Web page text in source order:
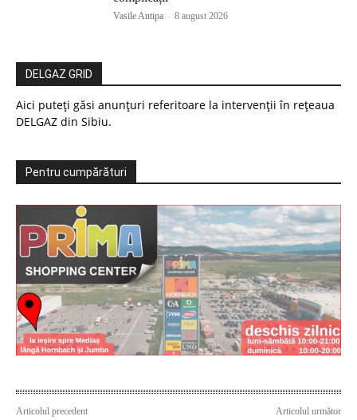
Vasile Antipa - 8 august 2026
DELGAZ GRID
Aici puteți găsi anunțuri referitoare la intervenții în rețeaua
DELGAZ din Sibiu.
Pentru cumpărături
Articolul precedent
Articolul următor